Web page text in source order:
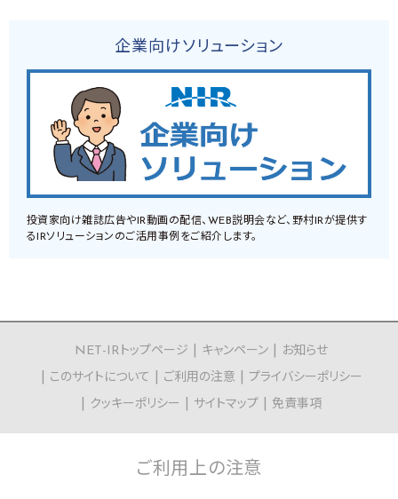
企業向けソリューション
投資家向け雑誌広告やIR動画の配信、WEB説明会など、野村IRが提供す
るIRソリューションのご活用事例をご紹介します。
NET-IRトップページ キャンペーン
お知らせ
このサイトについて
ご利用の注意
プライバシーポリシー
クッキーポリシー
サイトマップ 免責事項
ご利用上の注意